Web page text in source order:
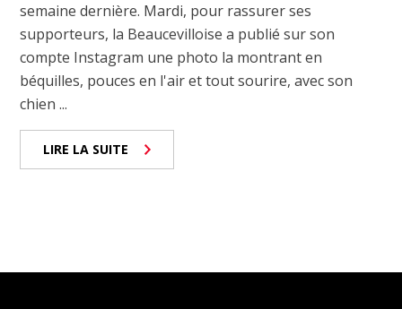
semaine dernière. Mardi, pour rassurer ses
supporteurs, la Beaucevilloise a publié sur son
compte Instagram une photo la montrant en
béquilles, pouces en l'air et tout sourire, avec son
chien ...
LIRE LA SUITE